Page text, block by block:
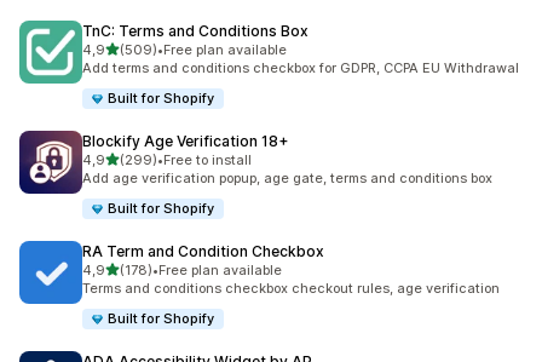
TnC: Terms and Conditions Box
4,9av 5 stjerner
(509)
Totalt 509 omtaler
•Free plan available
Add terms and conditions checkbox for GDPR, CCPA EU Withdrawal
Built for Shopify
Blockify Age Verification 18+
4,9av 5 stjerner
(299)
Totalt 299 omtaler
•Free to install
Add age verification popup, age gate, terms and conditions box
Built for Shopify
RA Term and Condition Checkbox
4,9av 5 stjerner
(178)
Totalt 178 omtaler
•Free plan available
Terms and conditions checkbox checkout rules, age verification
Built for Shopify